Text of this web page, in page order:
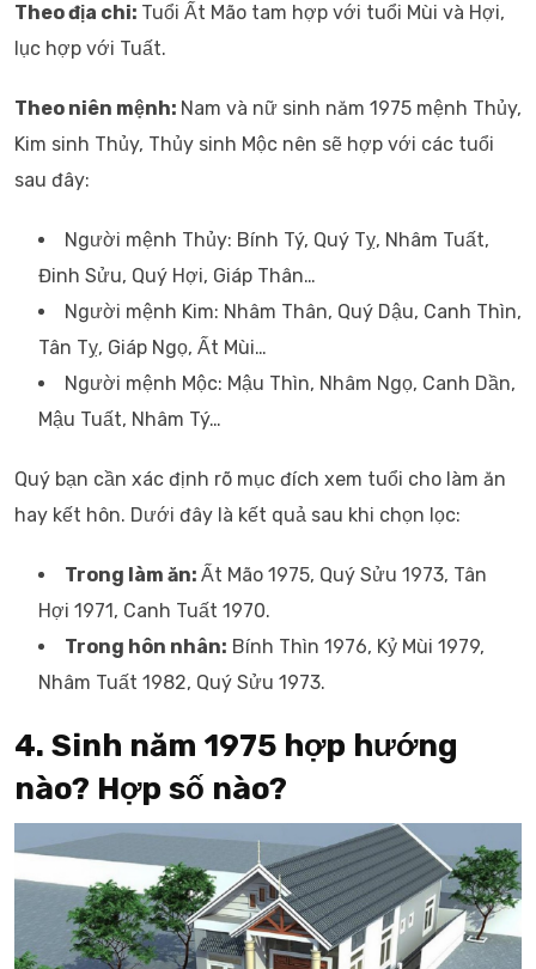
Theo địa chi: Tuổi Ất Mão tam hợp với tuổi Mùi và Hợi,
lục hợp với Tuất.
Theo niên mệnh: Nam và nữ sinh năm 1975 mệnh Thủy,
Kim sinh Thủy, Thủy sinh Mộc nên sẽ hợp với các tuổi
sau đây:
Người mệnh Thủy: Bính Tý, Quý Tỵ, Nhâm Tuất,
Đinh Sửu, Quý Hợi, Giáp Thân…
Người mệnh Kim: Nhâm Thân, Quý Dậu, Canh Thìn,
Tân Tỵ, Giáp Ngọ, Ất Mùi…
Người mệnh Mộc: Mậu Thìn, Nhâm Ngọ, Canh Dần,
Mậu Tuất, Nhâm Tý…
Quý bạn cần xác định rõ mục đích xem tuổi cho làm ăn
hay kết hôn. Dưới đây là kết quả sau khi chọn lọc:
Trong làm ăn: Ất Mão 1975, Quý Sửu 1973, Tân
Hợi 1971, Canh Tuất 1970.
Trong hôn nhân: Bính Thìn 1976, Kỷ Mùi 1979,
Nhâm Tuất 1982, Quý Sửu 1973.
4. Sinh năm 1975 hợp hướng
nào? Hợp số nào?